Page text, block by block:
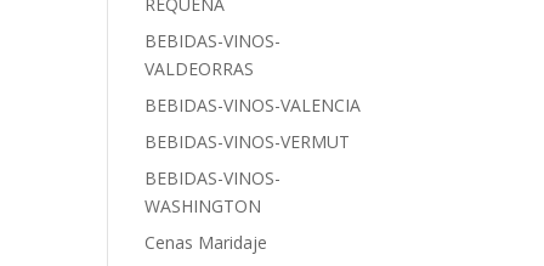
BEBIDAS-VINOS-
VALDEORRAS
BEBIDAS-VINOS-VALENCIA
BEBIDAS-VINOS-VERMUT
BEBIDAS-VINOS-
WASHINGTON
Cenas Maridaje